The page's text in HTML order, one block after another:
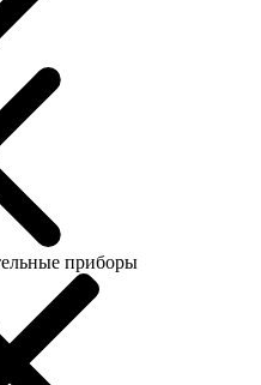
приборы